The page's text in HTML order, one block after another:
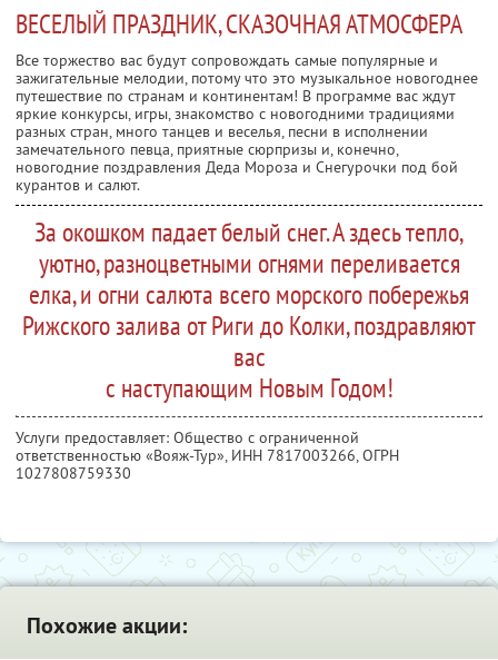
ВЕСЕЛЫЙ ПРАЗДНИК, СКАЗОЧНАЯ АТМОСФЕРА
Все торжество вас будут сопровождать самые популярные и
зажигательные мелодии, потому что это музыкальное новогоднее
путешествие по странам и континентам! В программе вас ждут
яркие конкурсы, игры, знакомство с новогодними традициями
разных стран, много танцев и веселья, песни в исполнении
замечательного певца, приятные сюрпризы и, конечно,
новогодние поздравления Деда Мороза и Снегурочки под бой
курантов и салют.
За окошком падает белый снег. А здесь тепло,
уютно, разноцветными огнями переливается
елка, и огни салюта всего морского побережья
Рижского залива от Риги до Колки, поздравляют
вас
с наступающим Новым Годом!
Услуги предоставляет: Общество с ограниченной
ответственностью «Вояж-Тур», ИНН 7817003266, ОГРН
1027808759330
Похожие акции: